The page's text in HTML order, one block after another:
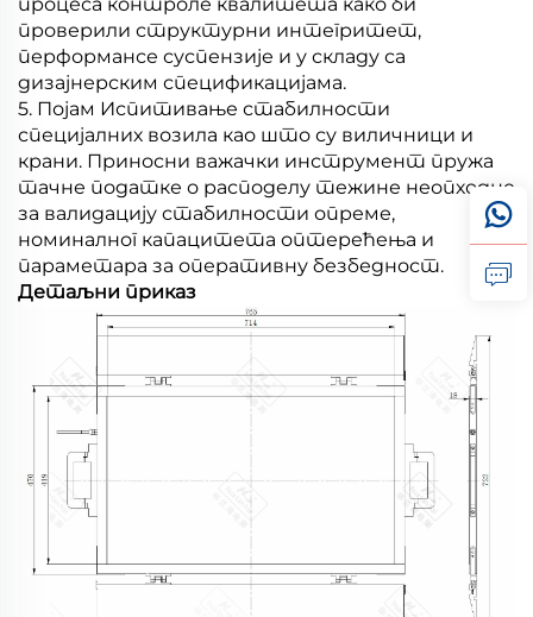
проверили структурни интегритет,
перформансе суспензије и у складу са
дизајнерским спецификацијама.
5. Појам Испитивање стабилности
специјалних возила као што су виличници и
крани. Приносни важачки инструмент пружа
тачне податке о расподелу тежине неопходне
за валидацију стабилности опреме,
номиналног капацитета оптерећења и
параметара за оперативну безбедност.
Детаљни приказ